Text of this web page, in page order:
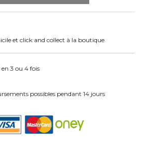
et click and collect à la boutique
3 ou 4 fois
possibles pendant 14 jours